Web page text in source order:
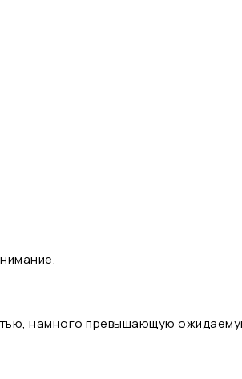
намного превышающую